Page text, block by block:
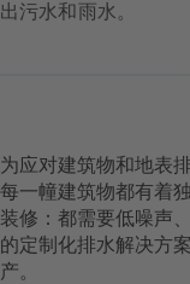
出污水和雨水。
为应对建筑物和地表
每一幢建筑物都有着
装修：都需要低噪声
的定制化排水解决方
产。